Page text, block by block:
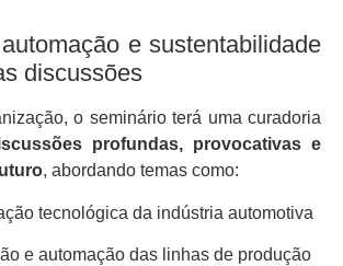
e sustentabilidade
discussões
o seminário terá uma curadoria
profundas, provocativas e
, abordando temas como:
tecnológica da indústria automotiva
e automação das linhas de produção